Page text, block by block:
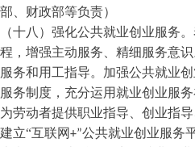
部、财政部等负责）
（十八）强化公共就业创业服务
程，增强主动服务、精细服务意
服务和用工指导。加强公共就业
服务制度，充分运用就业创业服
为劳动者提供职业指导、创业指
建立“互联网+”公共就业创业服务